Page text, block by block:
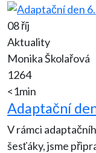
08 říj
Aktuality
Monika Školařová
1264
<1min
Adaptační
V rámci
šesťáky, jsme